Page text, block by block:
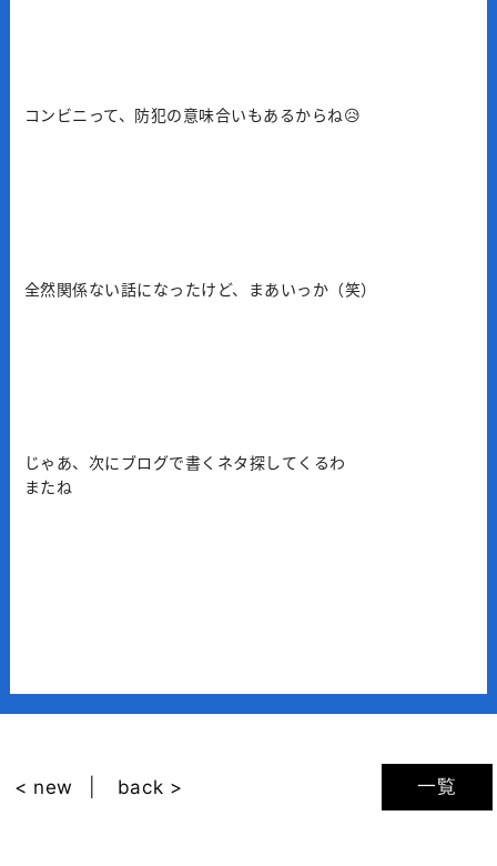
コンビニって、防犯の意味合いもあるからね😥
全然関係ない話になったけど、まあいっか（笑）
じゃあ、次にブログで書くネタ探してくるわ
またね
一覧
< new back >